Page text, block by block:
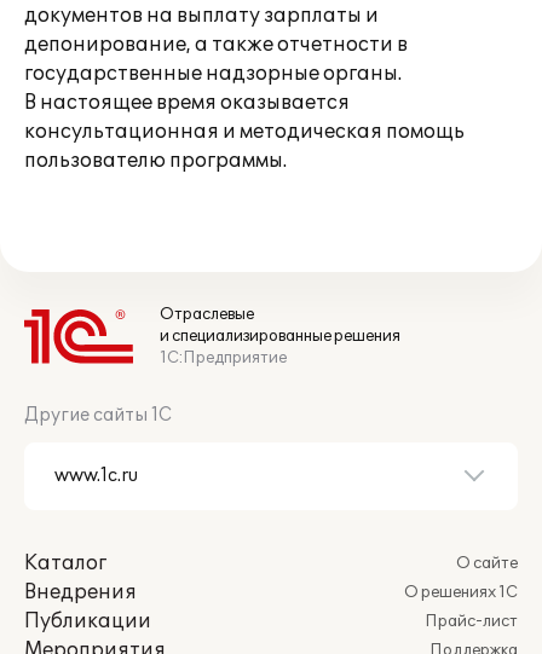
документов на выплату зарплаты и
депонирование, а также отчетности в
государственные надзорные органы.
В настоящее время оказывается
консультационная и методическая помощь
пользователю программы.
Отраслевые
и специализированные решения
1С:Предприятие
Другие сайты 1С
Каталог
Внедрения
Публикации
О сайте
О решениях 1С
Прайс-лист